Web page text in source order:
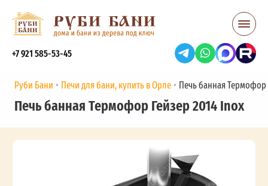
+7 921 585-53-45
Руби Бани Печи для бани, купить в Орле Печь банная Термофор
Печь банная Термофор Гейзер 2014 Inox